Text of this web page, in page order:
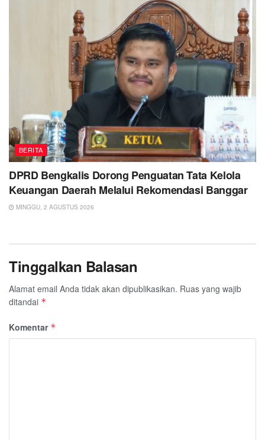
BERITA
DPRD Bengkalis Dorong Penguatan Tata Kelola
Keuangan Daerah Melalui Rekomendasi Banggar
MINGGU, 2 AGUSTUS 2026
Tinggalkan Balasan
Alamat email Anda tidak akan dipublikasikan. Ruas yang wajib
ditandai *
Komentar *